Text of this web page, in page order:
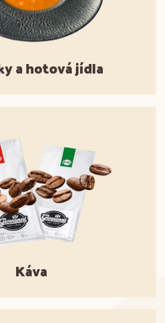
a hotová jídla
Káva